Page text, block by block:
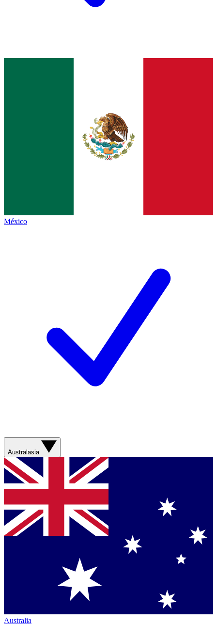
México
Australasia
Australia